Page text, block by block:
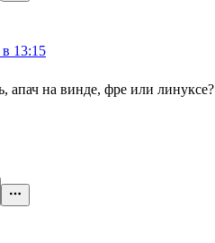
13:15
апач на винде, фре или линуксе?